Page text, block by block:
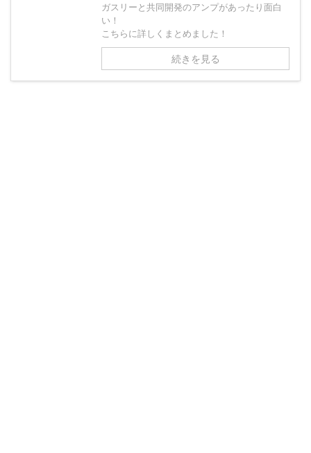
ガスリーと共同開発のアンプがあったり面白
い！
こちらに詳しくまとめました！
続きを見る